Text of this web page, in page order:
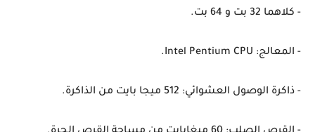
- كلاهما 32 بت و 64 بت.
- المعالج: Intel Pentium CPU.
- ذاكرة الوصول العشوائي: 512 ميجا بايت من الذاكرة.